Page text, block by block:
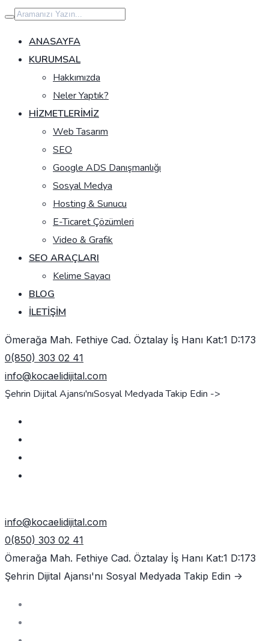
İçeriğe
geç
ANASAYFA
KURUMSAL
Hakkımızda
Neler Yaptık?
HIZMETLERIMIZ
Web Tasarım
SEO
Google ADS Danışmanlığı
Sosyal Medya
Hosting & Sunucu
E-Ticaret Çözümleri
Video & Grafik
SEO ARAÇLARI
Kelime Sayacı
BLOG
İLETIŞIM
Ömerağa Mah. Fethiye Cad. Öztalay İş Hanı Kat:1 D:173
0(850) 303 02 41
info@kocaelidijital.com
Şehrin Dijital Ajansı'nıSosyal Medyada Takip Edin ->
info@kocaelidijital.com
0(850) 303 02 41
Ömerağa Mah. Fethiye Cad. Öztalay İş Hanı Kat:1 D:173
Şehrin Dijital Ajansı'nı Sosyal Medyada Takip Edin ->